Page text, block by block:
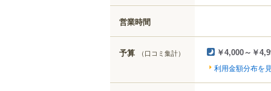
営業時間
予算 （口コミ集計） ￥4,000～￥
利用金額分布を